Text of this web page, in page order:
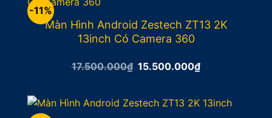
-11%
Màn Hình Android Zestech ZT13 2K
13inch Có Camera 360
17.500.000₫ Giá
15.500.000₫Giá
15.500.000₫.